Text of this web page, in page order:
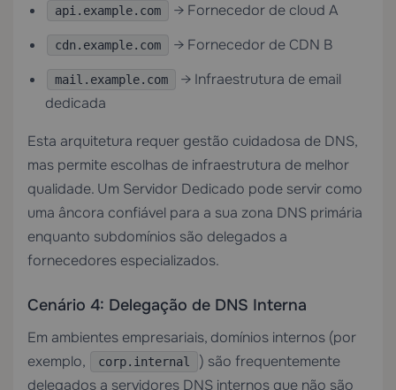
api.example.com → Fornecedor de cloud A
cdn.example.com → Fornecedor de CDN B
mail.example.com
→ Infraestrutura de email
dedicada
Esta arquitetura requer gestão cuidadosa de DNS,
mas permite escolhas de infraestrutura de melhor
qualidade. Um Servidor Dedicado pode servir como
uma âncora confiável para a sua zona DNS primária
enquanto subdomínios são delegados a
fornecedores especializados.
Cenário 4: Delegação de DNS Interna
Em ambientes empresariais, domínios internos (por
exemplo,
corp.internal
) são frequentemente
delegados a servidores DNS internos que não são